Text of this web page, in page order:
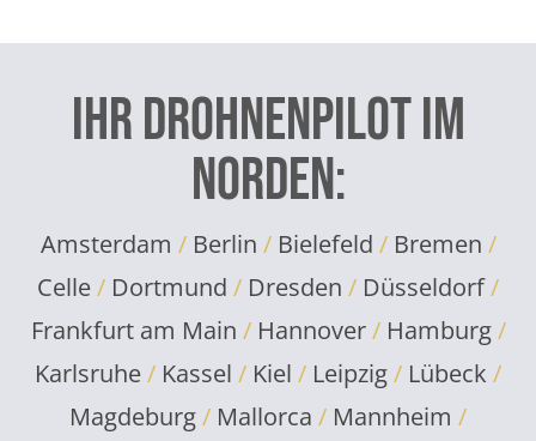
Ihr Drohnenpilot im
Norden:
Amsterdam / Berlin / Bielefeld / Bremen /
Celle/ Dortmund / Dresden / Düsseldorf/
Frankfurt am Main / Hannover / Hamburg /
Karlsruhe/ Kassel / Kiel / Leipzig/ Lübeck /
Magdeburg/ Mallorca / Mannheim /